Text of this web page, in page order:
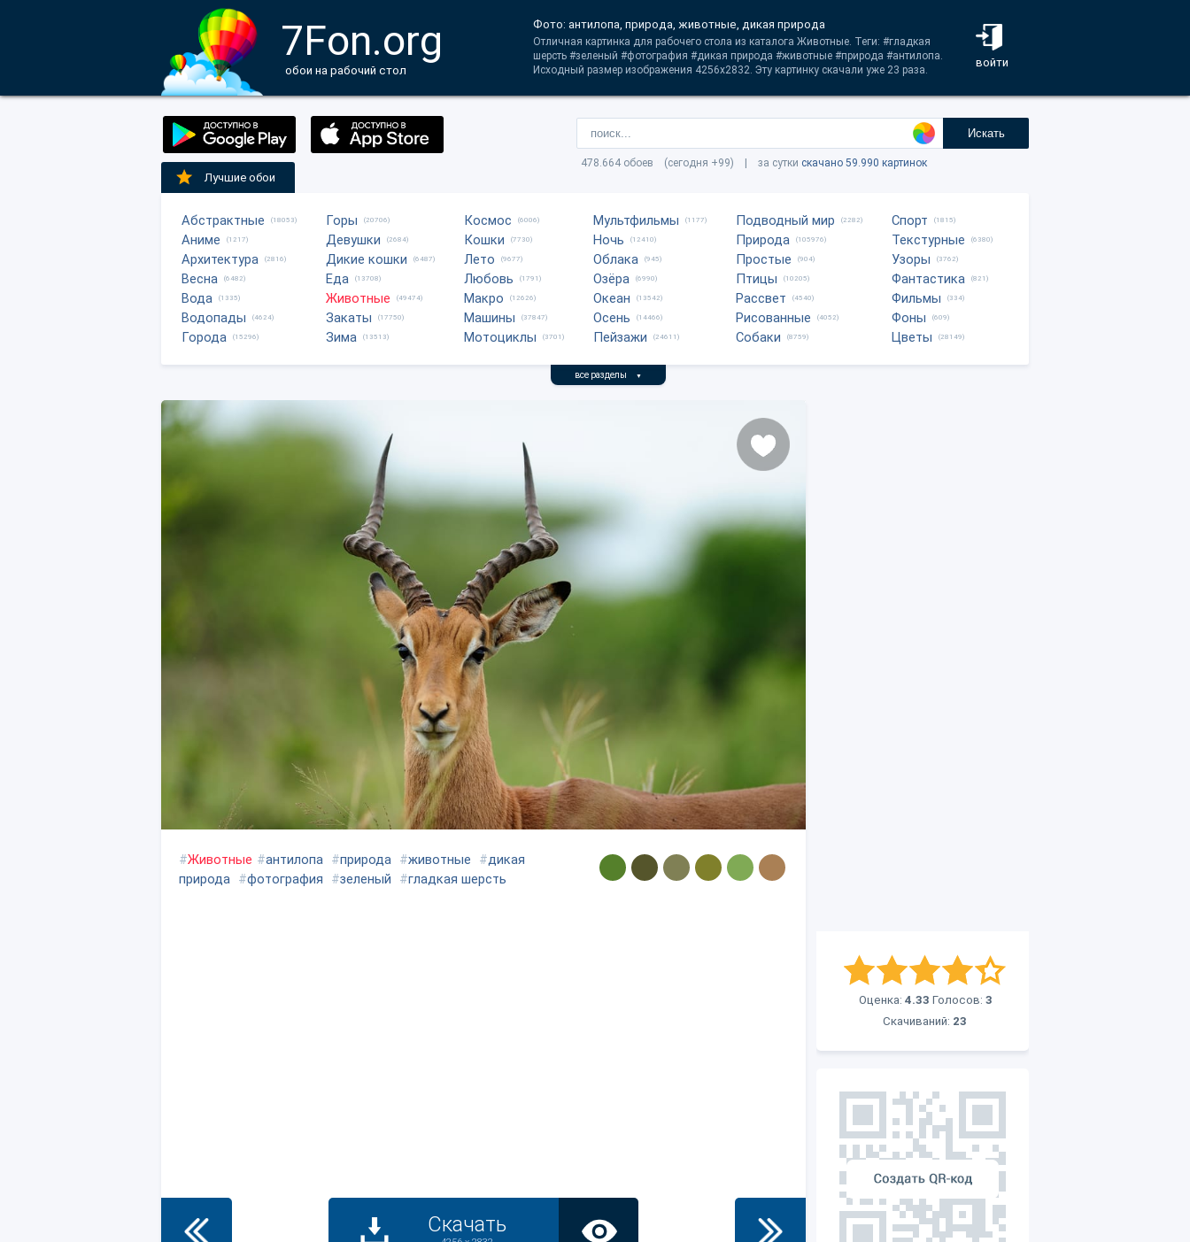
7Fon.org
обои на рабочий стол
войти
Фото: антилопа, природа, животные, дикая природа
Отличная картинка для рабочего стола из каталога Животные. Теги: #гладкая
шерсть #зеленый #фотография #дикая природа #животные #природа #антилопа.
Исходный размер изображения 4256x2832. Эту картинку скачали уже 23 раза.
Искать
478.664 обоев (сегодня +99) | за сутки скачано 59.990 картинок
Лучшие обои
Абстрактные (18053)
Аниме (1217)
Архитектура (2816)
Весна (6482)
Вода (1335)
Водопады (4624)
Города (15296)
Горы (20706)
Девушки (2684)
Дикие кошки (6487)
Еда (13708)
Животные (49474)
Закаты (17750)
Зима (13513)
Космос (6006)
Кошки (7730)
Лето (9677)
Любовь (1791)
Макро (12626)
Машины (37847)
Мотоциклы (3701)
Мультфильмы (1177)
Ночь (12410)
Облака (945)
Озёра (6990)
Океан (13542)
Осень (14466)
Пейзажи (24611)
Подводный мир (2282)
Природа (105976)
Простые (904)
Птицы (10205)
Рассвет (4540)
Рисованные (4052)
Собаки (8759)
Спорт (1815)
Текстурные (6380)
Узоры (3762)
Фантастика (821)
Фильмы (334)
Фоны (609)
Цветы (28149)
все разделы ▼
Оценка: 4.33 Голосов: 3
Скачиваний: 23
#Животные #антилопа #природа #животные #дикая
природа #фотография #зеленый #гладкая шерсть
Скачать